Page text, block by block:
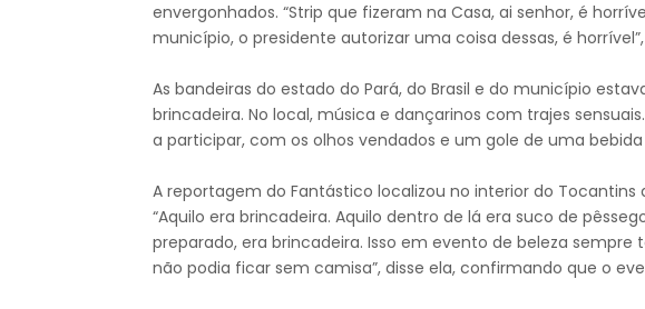
envergonhados. “Strip que fizeram na Casa, ai senhor, é
município, o presidente autorizar uma coisa dessas, é
As bandeiras do estado do Pará, do Brasil e do município
brincadeira. No local, música e dançarinos com trajes
a participar, com os olhos vendados e um gole de uma
A reportagem do Fantástico localizou no interior do
“Aquilo era brincadeira. Aquilo dentro de lá era suco de
preparado, era brincadeira. Isso em evento de beleza
não podia ficar sem camisa”, disse ela, confirmando que o